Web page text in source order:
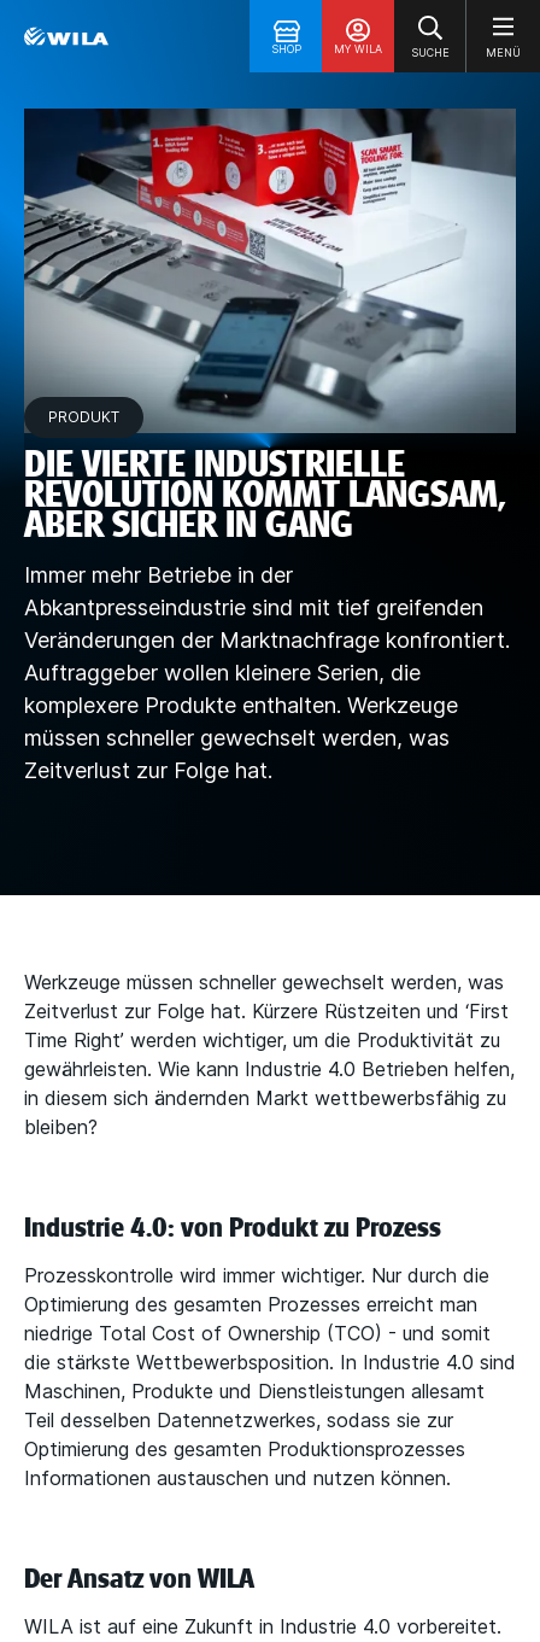
SHOP MY WILA SUCHE MENÜ
PRODUKT
DIE VIERTE INDUSTRIELLE
REVOLUTION KOMMT LANGSAM,
ABER SICHER IN GANG
Immer mehr Betriebe in der
Abkantpresseindustrie sind mit tief greifenden
Veränderungen der Marktnachfrage konfrontiert.
Auftraggeber wollen kleinere Serien, die
komplexere Produkte enthalten. Werkzeuge
müssen schneller gewechselt werden, was
Zeitverlust zur Folge hat.
Werkzeuge müssen schneller gewechselt werden, was
Zeitverlust zur Folge hat. Kürzere Rüstzeiten und ‘First
Time Right’ werden wichtiger, um die Produktivität zu
gewährleisten. Wie kann Industrie 4.0 Betrieben helfen,
in diesem sich ändernden Markt wettbewerbsfähig zu
bleiben?
Industrie 4.0: von Produkt zu Prozess
Prozesskontrolle wird immer wichtiger. Nur durch die
Optimierung des gesamten Prozesses erreicht man
niedrige Total Cost of Ownership (TCO) - und somit
die stärkste Wettbewerbsposition. In Industrie 4.0 sind
Maschinen, Produkte und Dienstleistungen allesamt
Teil desselben Datennetzwerkes, sodass sie zur
Optimierung des gesamten Produktionsprozesses
Informationen austauschen und nutzen können.
Der Ansatz von WILA
WILA ist auf eine Zukunft in Industrie 4.0 vorbereitet.